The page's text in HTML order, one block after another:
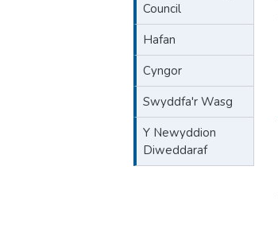
Council
Hafan
Cyngor
Swyddfa'r Wasg
Y Newyddion
Diweddaraf